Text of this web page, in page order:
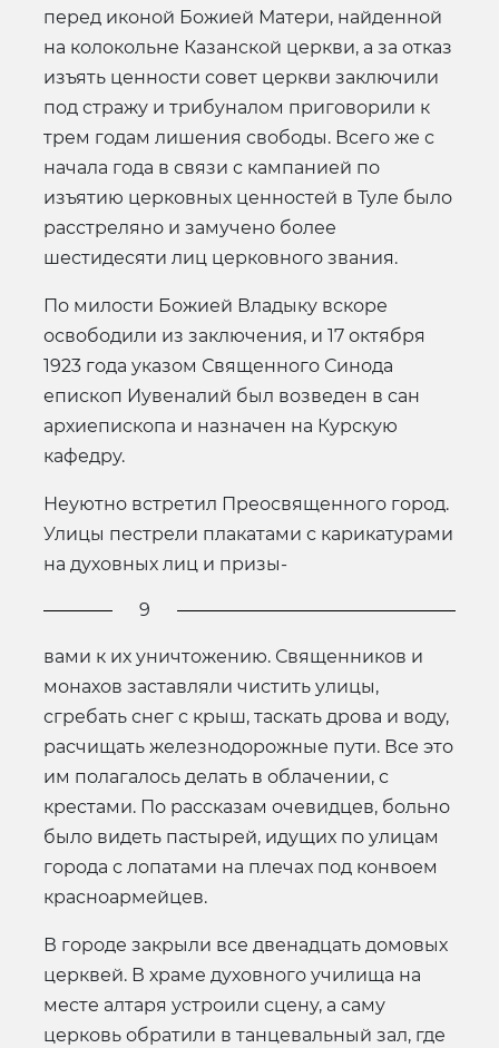
перед иконой Божией Матери, найденной
на колокольне Казанской церкви, а за отказ
изъять ценности совет церкви заключили
под стражу и трибуналом приговорили к
трем годам лишения свободы. Всего же с
начала года в связи с кампанией по
изъятию церковных ценностей в Туле было
расстреляно и замучено более
шестидесяти лиц церковного звания.
По милости Божией Владыку вскоре
освободили из заключения, и 17 октября
1923 года указом Священного Синода
епископ Иувеналий был возведен в сан
архиепископа и назначен на Курскую
кафедру.
Неуютно встретил Преосвященного город.
Улицы пестрели плакатами с карикатурами
на духовных лиц и призы-
9
вами к их уничтожению. Священников и
монахов заставляли чистить улицы,
сгребать снег с крыш, таскать дрова и воду,
расчищать железнодорожные пути. Все это
им полагалось делать в облачении, с
крестами. По рассказам очевидцев, больно
было видеть пастырей, идущих по улицам
города с лопатами на плечах под конвоем
красноармейцев.
В городе закрыли все двенадцать домовых
церквей. В храме духовного училища на
месте алтаря устроили сцену, а саму
церковь обратили в танцевальный зал, где